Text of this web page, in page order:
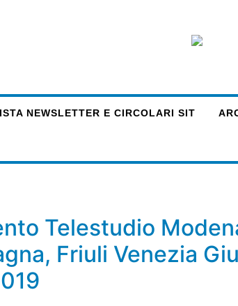
NEWSLETTER E CIRCOLARI SIT
Telestudio
Friuli Venezia